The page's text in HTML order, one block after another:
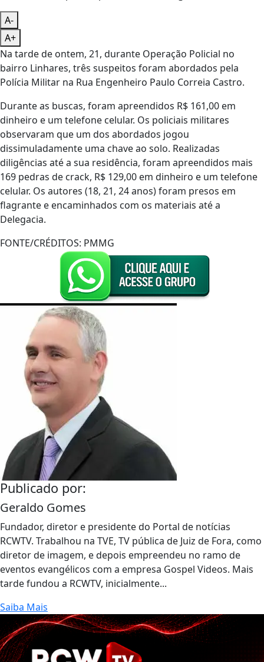
A-
A+
Na tarde de ontem, 21, durante Operação Policial no
bairro Linhares, três suspeitos foram abordados pela
Polícia Militar na Rua Engenheiro Paulo Correia Castro.
Durante as buscas, foram apreendidos R$ 161,00 em
dinheiro e um telefone celular. Os policiais militares
observaram que um dos abordados jogou
dissimuladamente uma chave ao solo. Realizadas
diligências até a sua residência, foram apreendidos mais
169 pedras de crack, R$ 129,00 em dinheiro e um telefone
celular. Os autores (18, 21, 24 anos) foram presos em
flagrante e encaminhados com os materiais até a
Delegacia.
FONTE/CRÉDITOS: PMMG
Publicado por:
Geraldo Gomes
Fundador, diretor e presidente do Portal de notícias
RCWTV. Trabalhou na TVE, TV pública de Juiz de Fora, como
diretor de imagem, e depois empreendeu no ramo de
eventos evangélicos com a empresa Gospel Videos. Mais
tarde fundou a RCWTV, inicialmente...
Saiba Mais